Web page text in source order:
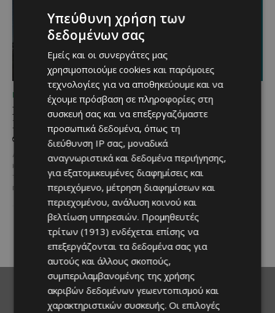
ΜΈΝΟΥΜΕ ΚΎΠΡΟ
Βραδινή πεζοπορία στον
Μαχαιρά με τον σκύλο
σου και θέα τις Περσείδες
Αν αγαπάς τις βόλτες στη φύση
και δεν αποχωρίζεσαι ποτέ τον
τετράποδο φίλο σου, τότε αυτή
η εμπειρία...
ΜΈΝΟΥΜΕ ΚΎΠΡΟ
Τα Λεύκαρα
ετοιμάζονται για μία
βραδιά γεμάτη street
food, μουσική και
καλοκαιρινή διάθεση
Μία από τις πιο γευστικές
εκδηλώσεις του καλοκαιριού
επιστρέφει στα Λεύκαρα,
προσκαλώντας μικρούς και
μεγάλους να απολαύσουν
μοναδικές...
Υπεύθυνη χρήση των
δεδομένων σας
Εμείς και οι συνεργάτες μας
χρησιμοποιούμε cookies και παρόμοιες
τεχνολογίες για να αποθηκεύουμε και να
έχουμε πρόσβαση σε πληροφορίες στη
συσκευή σας και να επεξεργαζόμαστε
προσωπικά δεδομένα, όπως τη
διεύθυνση IP σας, μοναδικά
αναγνωριστικά και δεδομένα περιήγησης,
για εξατομικευμένες διαφημίσεις και
περιεχόμενο, μέτρηση διαφημίσεων και
περιεχομένου, ανάλυση κοινού και
βελτίωση υπηρεσιών. Προμηθευτές
τρίτων (1913) ενδέχεται επίσης να
επεξεργάζονται τα δεδομένα σας για
αυτούς και άλλους σκοπούς,
συμπεριλαμβανομένης της χρήσης
ακριβών δεδομένων γεωεντοπισμού και
χαρακτηριστικών συσκευής. Οι επιλογές